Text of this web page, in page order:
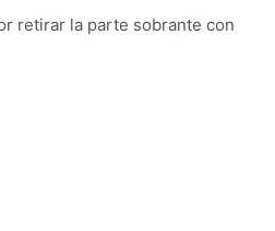
retirar la parte sobrante con